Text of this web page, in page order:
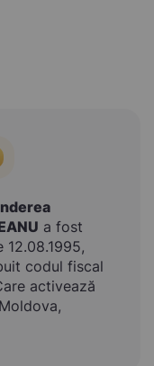
a fost
codul fiscal
activează